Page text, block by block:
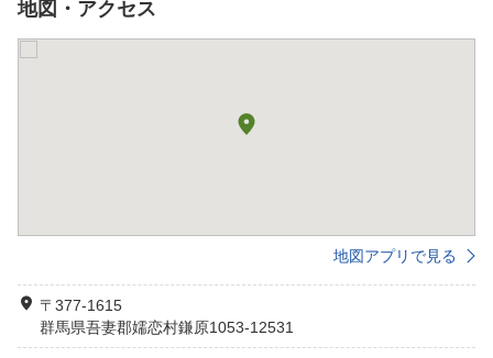
地図・アクセス
地図アプリで見る
〒377-1615
群馬県吾妻郡嬬恋村鎌原1053-12531